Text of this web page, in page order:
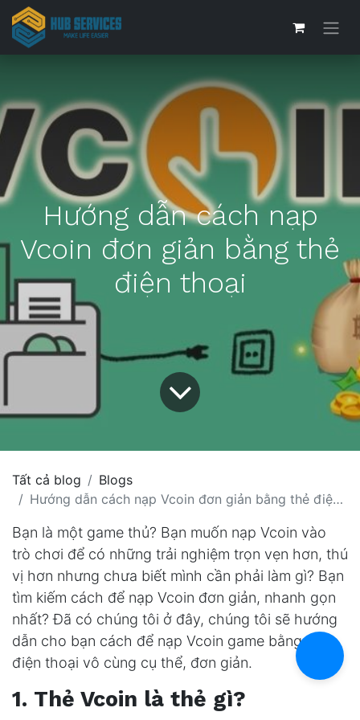
Hướng dẫn cách nạp
Vcoin đơn giản bằng thẻ
điện thoại
Tất cả blog
Blogs
Hướng dẫn cách nạp Vcoin đơn giản bằng thẻ điện thoại
Bạn là một game thủ? Bạn muốn nạp Vcoin vào
trò chơi để có những trải nghiệm trọn vẹn hơn, thú
vị hơn nhưng chưa biết mình cần phải làm gì? Bạn
tìm kiếm cách để nạp Vcoin đơn giản, nhanh gọn
nhất? Đã có chúng tôi ở đây, chúng tôi sẽ hướng
dẫn cho bạn cách để nạp Vcoin game bằng thẻ
điện thoại vô cùng cụ thể, đơn giản.
1. Thẻ Vcoin là thẻ gì?